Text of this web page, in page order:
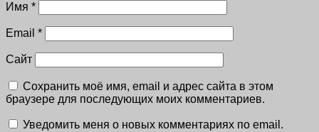
Имя *
Email *
Сайт
Сохранить моё имя, email и адрес сайта в этом
браузере для последующих моих комментариев.
Уведомить меня о новых комментариях по email.